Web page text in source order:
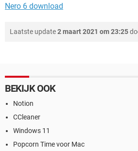
Nero 6 download
Laatste update2 maart 2021 om 23:25
BEKIJK OOK
Notion
CCleaner
Windows 11
Popcorn Time voor Mac